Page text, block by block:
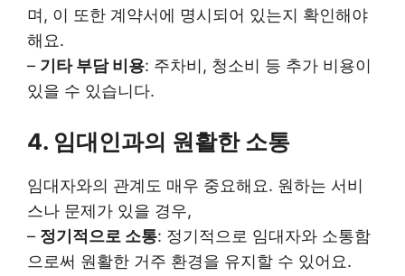
며, 이 또한 계약서에 명시되어 있는지 확인해야
해요.
– 기타 부담 비용: 주차비, 청소비 등 추가 비용이
있을 수 있습니다.
4. 임대인과의 원활한 소통
임대자와의 관계도 매우 중요해요. 원하는 서비
스나 문제가 있을 경우,
– 정기적으로 소통: 정기적으로 임대자와 소통함
으로써 원활한 거주 환경을 유지할 수 있어요.